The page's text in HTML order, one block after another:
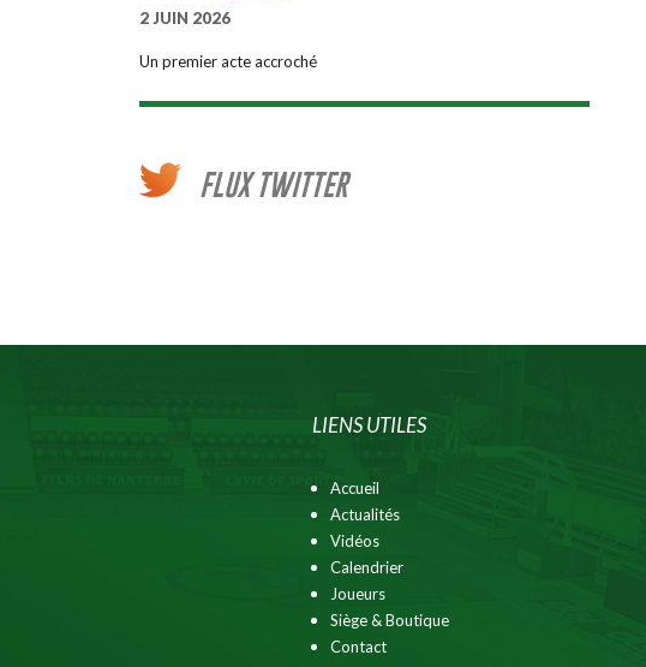
2 JUIN 2026
Un premier acte accroché
FLUX TWITTER
LIENS UTILES
Accueil
Actualités
Vidéos
Calendrier
Joueurs
Siège & Boutique
Contact